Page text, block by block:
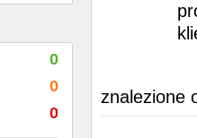
0
0
0
znalezione